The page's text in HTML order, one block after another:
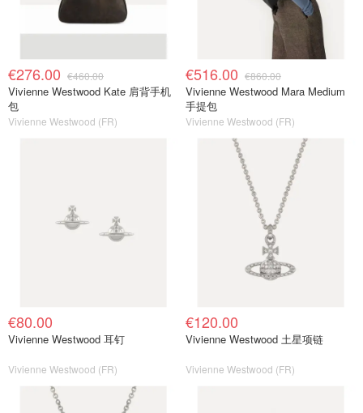
€276.00 €460.00
Vivienne Westwood Kate 肩背手机
包
Vivienne Westwood (FR)
€516.00 €860.00
Vivienne Westwood Mara Medium
手提包
Vivienne Westwood (FR)
€80.00
Vivienne Westwood 耳钉
Vivienne Westwood (FR)
€120.00
Vivienne Westwood 土星项链
Vivienne Westwood (FR)